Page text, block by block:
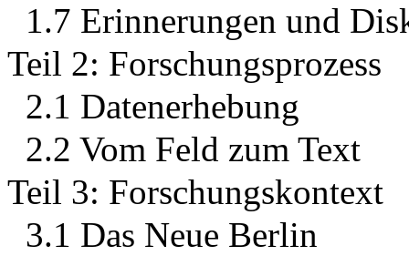
1.7 Erinnerungen und
Teil 2: Forschungsprozess
2.1 Datenerhebung
2.2 Vom Feld zum Text
Teil 3: Forschungskontext
3.1 Das Neue Berlin